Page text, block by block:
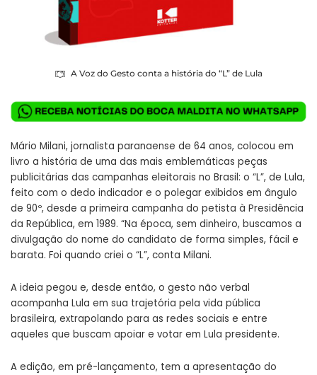
A Voz do Gesto conta a história do “L” de Lula
Mário Milani, jornalista paranaense de 64 anos, colocou em
livro a história de uma das mais emblemáticas peças
publicitárias das campanhas eleitorais no Brasil: o “L”, de Lula,
feito com o dedo indicador e o polegar exibidos em ângulo
de 90º, desde a primeira campanha do petista à Presidência
da República, em 1989. “Na época, sem dinheiro, buscamos a
divulgação do nome do candidato de forma simples, fácil e
barata. Foi quando criei o “L”, conta Milani.
A ideia pegou e, desde então, o gesto não verbal
acompanha Lula em sua trajetória pela vida pública
brasileira, extrapolando para as redes sociais e entre
aqueles que buscam apoiar e votar em Lula presidente.
A edição, em pré-lançamento, tem a apresentação do